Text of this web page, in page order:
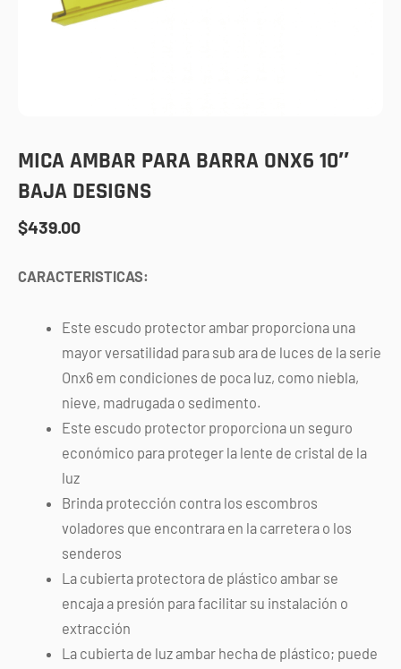
MICA AMBAR PARA BARRA ONX6 10″
BAJA DESIGNS
$439.00
CARACTERISTICAS:
Este escudo protector ambar proporciona una
mayor versatilidad para sub ara de luces de la serie
Onx6 em condiciones de poca luz, como niebla,
nieve, madrugada o sedimento.
Este escudo protector proporciona un seguro
económico para proteger la lente de cristal de la
luz
Brinda protección contra los escombros
voladores que encontrara en la carretera o los
senderos
La cubierta protectora de plástico ambar se
encaja a presión para facilitar su instalación o
extracción
La cubierta de luz ambar hecha de plástico; puede